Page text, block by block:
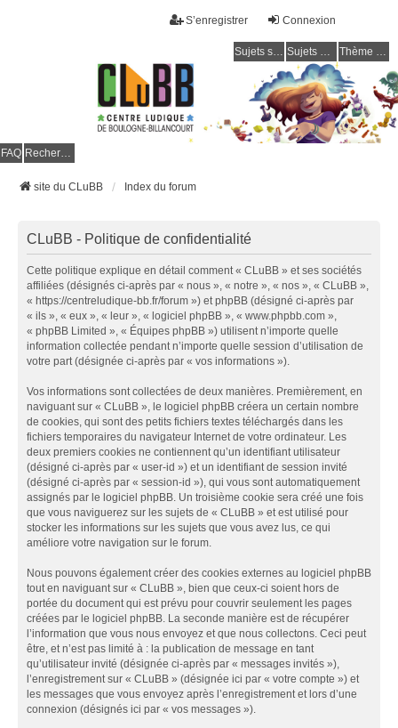
Connexion
S’enregistrer
Sujets sans réponse Sujets actifs Thème clair / foncé
FAQ Rechercher
site du CLuBB Index du forum
CLuBB - Politique de confidentialité
Cette politique explique en détail comment « CLuBB » et ses sociétés
affiliées (désignés ci-après par « nous », « notre », « nos », « CLuBB »,
« https://centreludique-bb.fr/forum ») et phpBB (désigné ci-après par
« ils », « eux », « leur », « logiciel phpBB », « www.phpbb.com »,
« phpBB Limited », « Équipes phpBB ») utilisent n’importe quelle
information collectée pendant n’importe quelle session d’utilisation de
votre part (désignée ci-après par « vos informations »).
Vos informations sont collectées de deux manières. Premièrement, en
naviguant sur « CLuBB », le logiciel phpBB créera un certain nombre
de cookies, qui sont des petits fichiers textes téléchargés dans les
fichiers temporaires du navigateur Internet de votre ordinateur. Les
deux premiers cookies ne contiennent qu’un identifiant utilisateur
(désigné ci-après par « user-id ») et un identifiant de session invité
(désigné ci-après par « session-id »), qui vous sont automatiquement
assignés par le logiciel phpBB. Un troisième cookie sera créé une fois
que vous naviguerez sur les sujets de « CLuBB » et est utilisé pour
stocker les informations sur les sujets que vous avez lus, ce qui
améliore votre navigation sur le forum.
Nous pouvons également créer des cookies externes au logiciel phpBB
tout en naviguant sur « CLuBB », bien que ceux-ci soient hors de
portée du document qui est prévu pour couvrir seulement les pages
créées par le logiciel phpBB. La seconde manière est de récupérer
l’information que vous nous envoyez et que nous collectons. Ceci peut
être, et n’est pas limité à : la publication de message en tant
qu’utilisateur invité (désignée ci-après par « messages invités »),
l’enregistrement sur « CLuBB » (désignée ici par « votre compte ») et
les messages que vous envoyez après l’enregistrement et lors d’une
connexion (désignés ici par « vos messages »).